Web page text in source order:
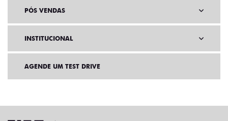
PÓS VENDAS
INSTITUCIONAL
AGENDE UM TEST DRIVE